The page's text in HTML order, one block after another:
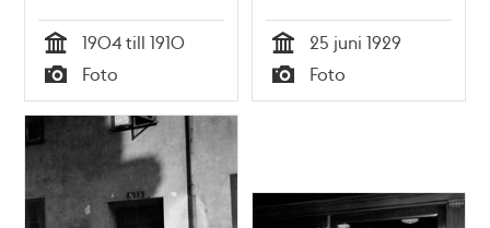
Dörren av järn leder
till källaren
Tid
1904 till 1910
Typ
Foto Tid
25 juni 1929
Typ
Foto